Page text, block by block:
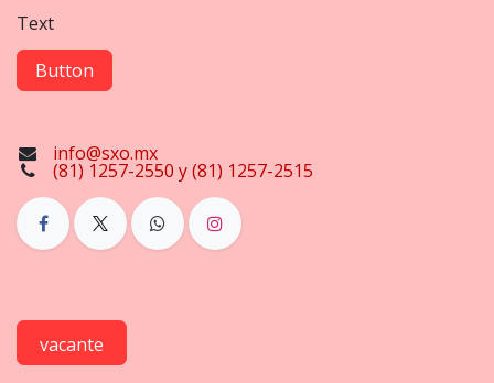
Text
Button
info@sxo.mx
(81) 1257-2550 y (81) 1257-2515
vacante